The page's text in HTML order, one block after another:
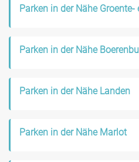
Parken in der Nähe
Parken in der Nähe
Parken in der Nähe Landen
Parken in der Nähe Marlot